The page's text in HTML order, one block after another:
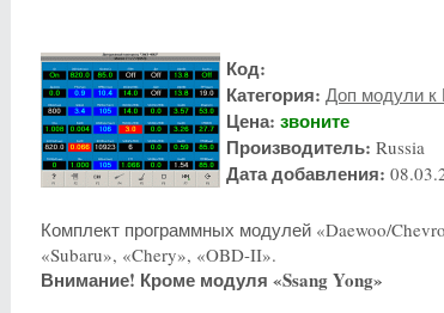
Код:
Категория: Доп модули
Цена: звоните
Производитель: Russia
Дата добавления:
Комплект программных модулей «Daewoo/
«Subaru», «Chery», «OBD-II».
Внимание! Кроме модуля «Ssang Yong»